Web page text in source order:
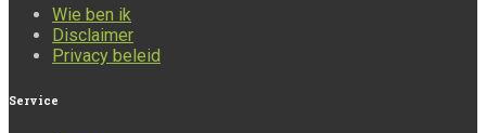
Wie ben ik
Disclaimer
Privacy beleid
Service